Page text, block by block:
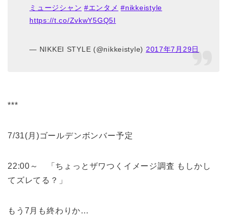
ミュージシャン #エンタメ #nikkeistyle
https://t.co/ZvkwY5GQ5I
— NIKKEI STYLE (@nikkeistyle) 2017年7月29日
***
7/31(月)ゴールデンボンバー予定
22:00～ 「ちょっとザワつくイメージ調査 もしかし
てズレてる？」
もう7月も終わりか…